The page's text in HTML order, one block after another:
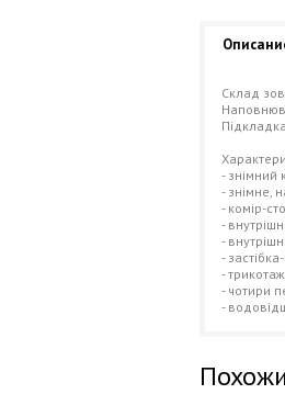
Cклад
-
- знімне,
- комір-
-
-
-
-
- чотири
-